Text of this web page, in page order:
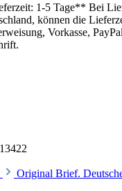
1-5 Tage** Bei
können die
Vorkasse,
Original Brief.